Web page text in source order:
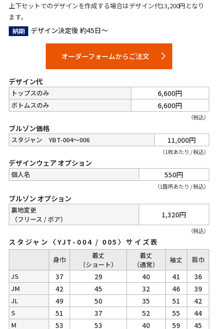
上下セットでのデザインを作成する場合はデザイン代13,200円となり
ます。
納期
デザイン決定後 約45日～
オーダーフォームからご注文
デザイン代
（税込）
トップスのみ 6,600円
ボトムスのみ 6,600円
ブルゾン価格
（1枚あたり / 税込）
スタジャン YBT-004～006 11,000円
デザインウェア オプション
（1箇所あたり / 税込）
個人名 550円
ブルゾン オプション
（税込）
裏地変更
（フリース / ボア）
1,320円
スタジャン〈YJT-004 / 005〉サイズ表
身巾
着丈
（ショート）
着丈
（通常）
袖丈
肩巾
JS
37 29 40 41 36
JM 42 45 32 46 39
JL 49 50 35 51 42
S 51 37 52 55 44
M 53 53 40 59 45